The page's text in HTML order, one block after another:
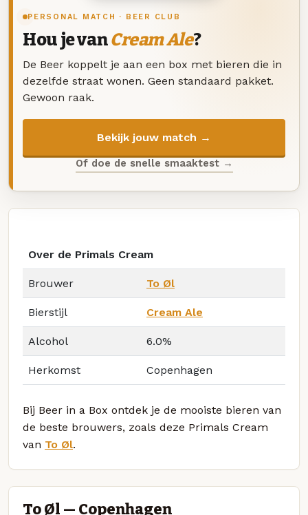
PERSONAL MATCH · BEER CLUB
Hou je vanCream Ale?
De Beer koppelt je aan een box met bieren die in
dezelfde straat wonen. Geen standaard pakket.
Gewoon raak.
Bekijk jouw match →
Of doe de snelle smaaktest →
Over de Primals Cream
Brouwer To Øl
Bierstijl Cream Ale
Alcohol 6.0%
Herkomst Copenhagen
Bij Beer in a Box ontdek je de mooiste bieren van
de beste brouwers, zoals deze Primals Cream
van To Øl.
To Øl — Copenhagen